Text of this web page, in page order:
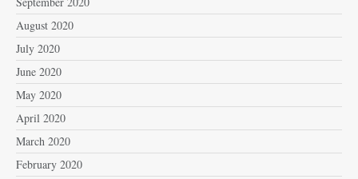
August 2020
July 2020
June 2020
May 2020
April 2020
March 2020
February 2020